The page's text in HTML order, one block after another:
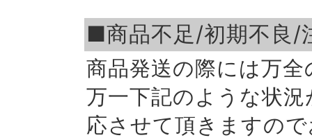
■商品不足/初期不良/
商品発送の際には万
万一下記のような状
応させて頂きますの